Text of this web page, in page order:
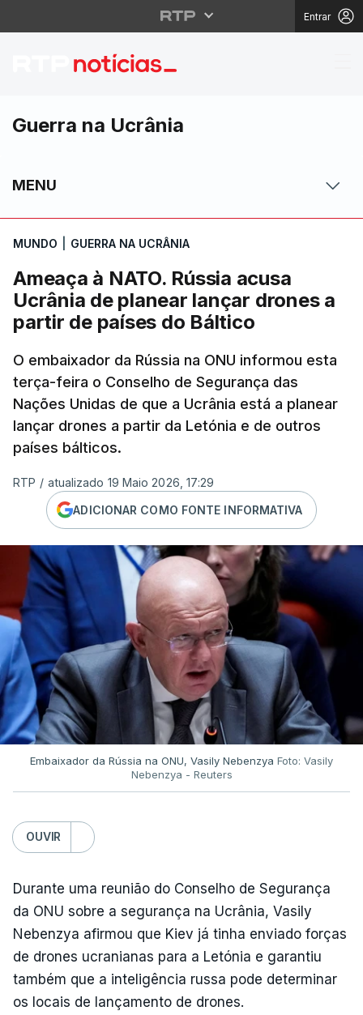
Entrar
Ameaça à NATO.
Guerra na Ucrânia
MENU
MUNDO GUERRA NA UCRÂNIA
Ameaça à NATO. Rússia acusa
Ucrânia de planear lançar drones a
partir de países do Báltico
O embaixador da Rússia na ONU informou esta
terça-feira o Conselho de Segurança das
Nações Unidas de que a Ucrânia está a planear
lançar drones a partir da Letónia e de outros
países bálticos.
RTP / atualizado 19 Maio 2026, 17:29
ADICIONAR COMO FONTE INFORMATIVA
Embaixador da Rússia na ONU, Vasily Nebenzya Foto: Vasily
Nebenzya - Reuters
OUVIR
Durante uma reunião do Conselho de Segurança
da ONU sobre a segurança na Ucrânia, Vasily
Nebenzya afirmou que Kiev já tinha enviado forças
de drones ucranianas para a Letónia e garantiu
também que a inteligência russa pode determinar
os locais de lançamento de drones.